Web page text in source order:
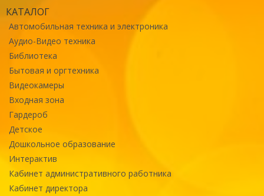
КАТАЛОГ
Автомобильная техника и электроника
Аудио-Видео техника
Библиотека
Бытовая и оргтехника
Видеокамеры
Входная зона
Гардероб
Детское
Дошкольное образование
Интерактив
Кабинет административного работника
Кабинет директора